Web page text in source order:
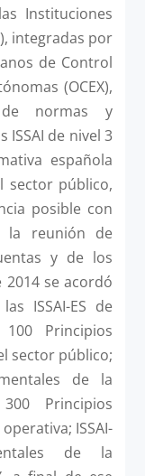
Instituciones
integradas por
de Control
(OCEX),
normas y
de nivel 3
española
sector público,
posible con
la reunión de
y de los
2014 se acordó
ISSAI-ES de
100 Principios
sector público;
de la
Principios
ISSAI-
de la